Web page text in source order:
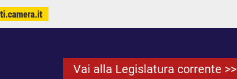
Vai alla Legislatura corrente >>